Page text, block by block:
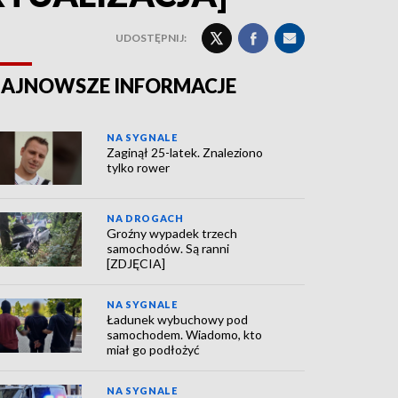
UDOSTĘPNIJ:
INFORMACJE
NA SYGNALE
Zaginął 25-latek. Znaleziono
tylko rower
NA DROGACH
Groźny wypadek trzech
samochodów. Są ranni
[ZDJĘCIA]
NA SYGNALE
Ładunek wybuchowy pod
samochodem. Wiadomo, kto
miał go podłożyć
NA SYGNALE